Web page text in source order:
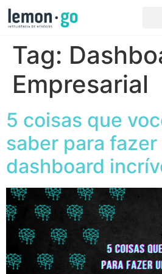
Tag:
Empresarial
5 coisas que
saber para fazer
dashboard